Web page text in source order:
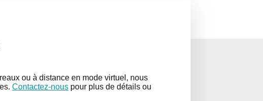
ou à distance en mode virtuel, nous
Contactez-nous pour plus de détails ou